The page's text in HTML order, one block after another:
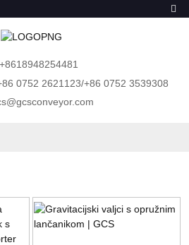
+8618948254481
0752 2621123/+86 0752 3539308